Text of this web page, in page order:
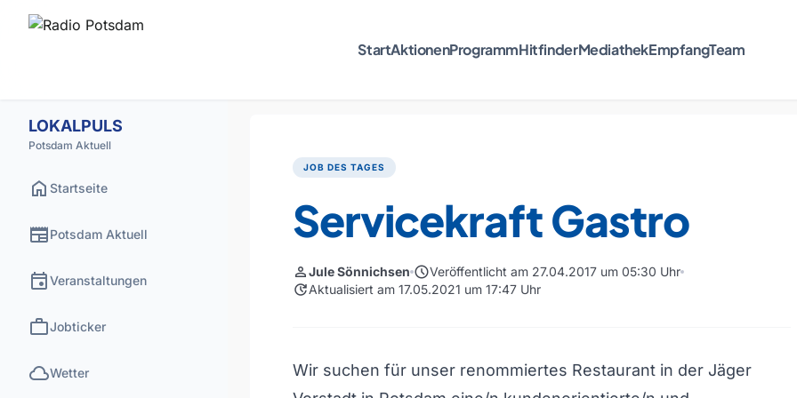
StartAktionenProgrammHitfinderMediathekEmpfangTeam
LOKALPULS
Potsdam Aktuell
home Startseite
newspaperPotsdam Aktuell
eventVeranstaltungen
workJobticker
cloudWetter
JOB DES TAGES
Servicekraft Gastro
personJule Sönnichsen scheduleVeröffentlicht am 27.04.2017 um 05:30 Uhr
updateAktualisiert am 17.05.2021 um 17:47 Uhr
Wir suchen für unser renommiertes Restaurant in der Jäger